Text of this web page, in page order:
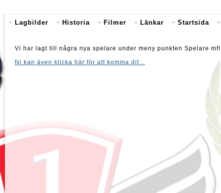
Lagbilder Historia Filmer Länkar Startsida
Vi har lagt till några nya spelare under meny punkten Spelare
Ni kan även klicka här för att komma dit...